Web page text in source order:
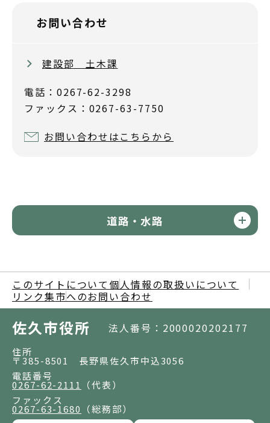
お問い合わせ
建設部 土木課
電話：0267-62-3298
ファックス：0267-63-7750
お問い合わせはこちらから
道路・水路
このサイトについて 個人情報の取扱いについて
リンク集市へのお問い合わせ
佐久市役所 法人番号：2000020202177
住所
〒385-8501 長野県佐久市中込3056
電話番号
0267-62-2111
（代表）
ファックス
0267-63-1680 （総務部）